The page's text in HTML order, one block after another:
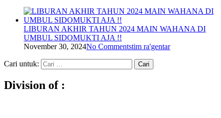
LIBURAN AKHIR TAHUN 2024 MAIN WAHANA DI
UMBUL SIDOMUKTI AJA !!
November 30, 2024No Commentstim ra'gentar
Cari untuk:
Division of :